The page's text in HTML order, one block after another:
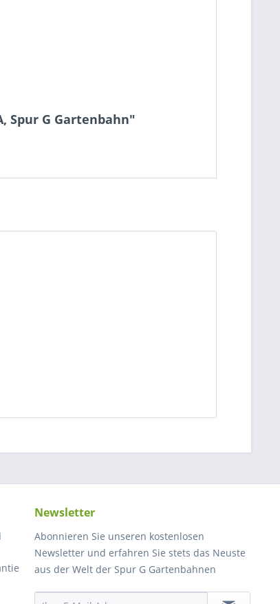
Spur G Gartenbahn"
Newsletter
Abonnieren Sie unseren kostenlosen
Newsletter und erfahren Sie stets das Neuste
aus der Welt der Spur G Gartenbahnen